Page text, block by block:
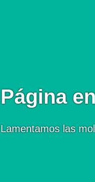
Página
Lamentamos las